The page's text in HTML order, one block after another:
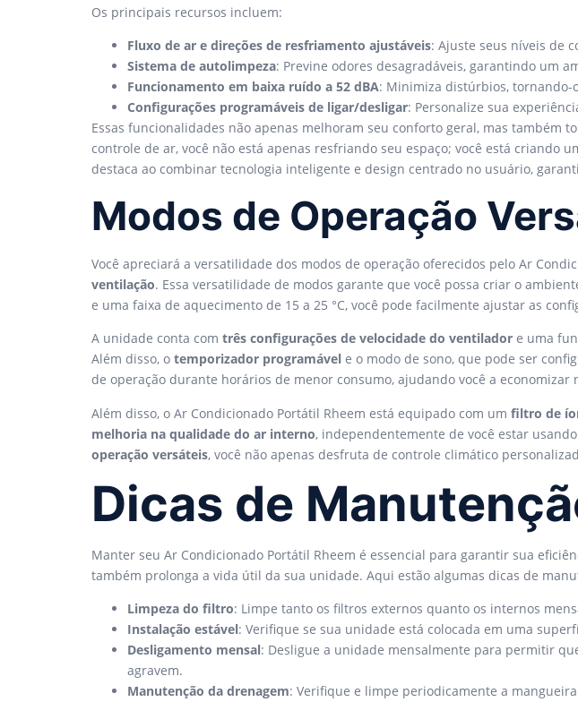
Os principais recursos incluem:
Fluxo de ar e direções de resfriamento ajustáveis: Ajuste seus níveis de
Sistema de autolimpeza: Previne odores desagradáveis, garantindo um
Funcionamento em baixa ruído a 52 dBA: Minimiza distúrbios, tornando-
Configurações programáveis de ligar/desligar: Personalize sua
Essas funcionalidades não apenas melhoram seu conforto geral, mas também
controle de ar, você não está apenas resfriando seu espaço; você está criando
destaca ao combinar tecnologia inteligente e design centrado no usuário,
Modos de Operação
Você apreciará a versatilidade dos modos de operação oferecidos pelo Ar
ventilação. Essa versatilidade de modos garante que você possa criar o
e uma faixa de aquecimento de 15 a 25 °C, você pode facilmente ajustar as
A unidade conta com três configurações de velocidade do ventilador e uma
Além disso, o temporizador programável e o modo de sono, que pode ser
de operação durante horários de menor consumo, ajudando você a economizar
Além disso, o Ar Condicionado Portátil Rheem está equipado com um filtro de
melhoria na qualidade do ar interno, independentemente de você estar
operação versáteis, você não apenas desfruta de controle climático
Dicas de
Manter seu Ar Condicionado Portátil Rheem é essencial para garantir sua
também prolonga a vida útil da sua unidade. Aqui estão algumas dicas de
Limpeza do filtro: Limpe tanto os filtros externos quanto os internos
Instalação estável: Verifique se sua unidade está colocada em uma
Desligamento mensal: Desligue a unidade mensalmente para permitir
agravem.
Manutenção da drenagem: Verifique e limpe periodicamente a